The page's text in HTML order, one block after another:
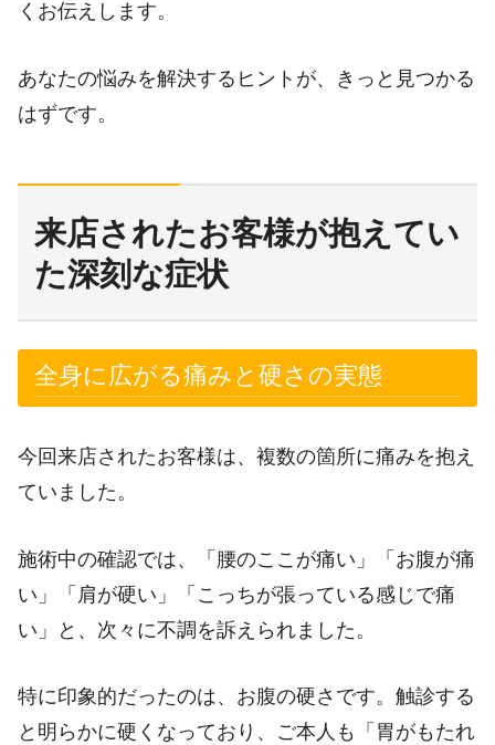
くお伝えします。
あなたの悩みを解決するヒントが、きっと見つかる
はずです。
来店されたお客様が抱えてい
た深刻な症状
全身に広がる痛みと硬さの実態
今回来店されたお客様は、複数の箇所に痛みを抱え
ていました。
施術中の確認では、「腰のここが痛い」「お腹が痛
い」「肩が硬い」「こっちが張っている感じで痛
い」と、次々に不調を訴えられました。
特に印象的だったのは、お腹の硬さです。触診する
と明らかに硬くなっており、ご本人も「胃がもたれ